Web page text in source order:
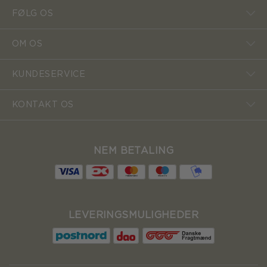
FØLG OS
OM OS
KUNDESERVICE
KONTAKT OS
NEM BETALING
LEVERINGSMULIGHEDER